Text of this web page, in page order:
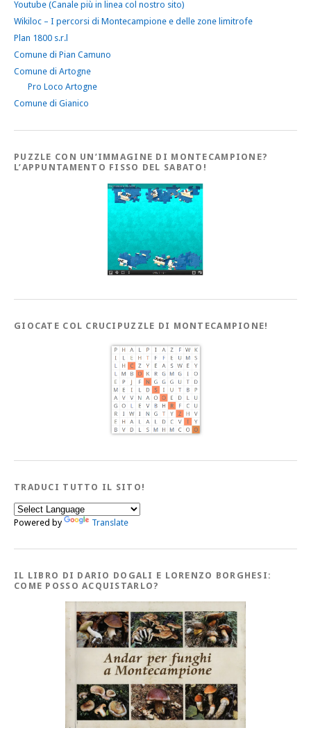
Youtube (Canale più in linea col nostro sito)
Wikiloc – I percorsi di Montecampione e delle zone limitrofe
Plan 1800 s.r.l
Comune di Pian Camuno
Comune di Artogne
Pro Loco Artogne
Comune di Gianico
PUZZLE CON UN’IMMAGINE DI MONTECAMPIONE?
L’APPUNTAMENTO FISSO DEL SABATO!
GIOCATE COL CRUCIPUZZLE DI MONTECAMPIONE!
TRADUCI TUTTO IL SITO!
Powered by Translate
IL LIBRO DI DARIO DOGALI E LORENZO BORGHESI:
COME POSSO ACQUISTARLO?